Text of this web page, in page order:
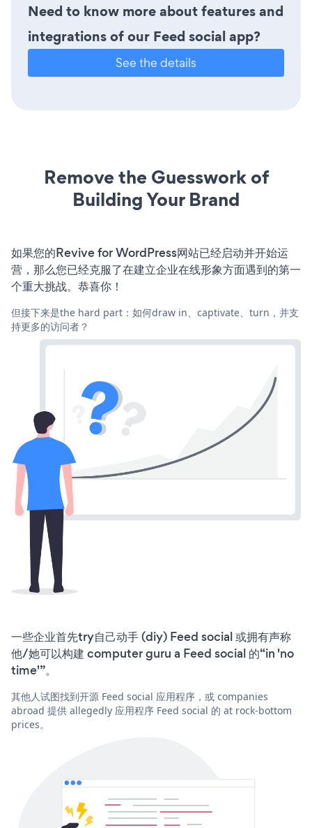
Need to know more about features and
integrations of our Feed social app?
See the details
Remove the Guesswork of
Building Your Brand
如果您的Revive for WordPress网站已经启动并开始运
营，那么您已经克服了在建立企业在线形象方面遇到的第一
个重大挑战。恭喜你！
但接下来是the hard part：如何draw in、captivate、turn，并支
持更多的访问者？
一些企业首先try自己动手 (diy) Feed social 或拥有声称
他/她可以构建 computer guru a Feed social 的“in 'no
time'”。
其他人试图找到开源 Feed social 应用程序，或 companies
abroad 提供 allegedly 应用程序 Feed social 的 at rock-bottom
prices。